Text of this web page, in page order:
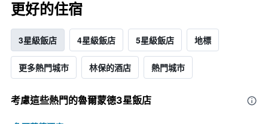
更好的住宿
3星級飯店 4星級飯店 5星級飯店 地標
更多熱門城市 林保的酒店 熱門城市
考慮這些熱門的魯爾蒙德3星​飯店